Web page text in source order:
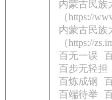
内蒙古民族
（https://
内蒙古民族
（https://
百无一误
百步无轻担
百炼成钢
百端待举